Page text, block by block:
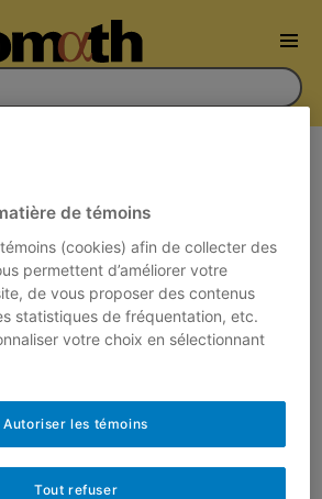
déroutantes
peut-elle être jolie et
complexe? Si alléchante au
de témoins
(cookies) afin de collecter des
permettent d’améliorer votre
de vous proposer des contenus
statistiques de fréquentation, etc.
votre choix en sélectionnant
Tout refuser
Autoriser les témoins